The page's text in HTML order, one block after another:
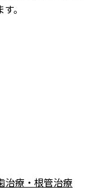
。
治療・根管治療